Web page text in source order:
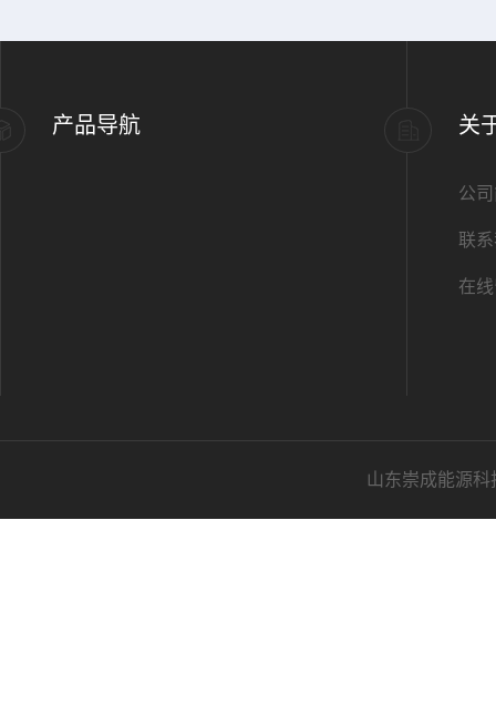
产品导航 关
公
联
在
山东崇成能源